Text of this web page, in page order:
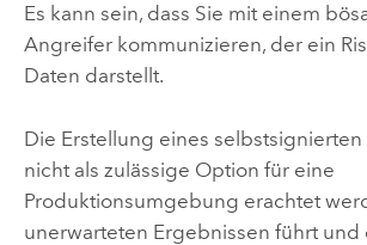
Es kann sein, dass Sie mit einem
Angreifer kommunizieren, der ein
Daten darstellt.
Die Erstellung eines selbstsignierten
nicht als zulässige Option für eine
Produktionsumgebung erachtet
unerwarteten Ergebnissen führt und